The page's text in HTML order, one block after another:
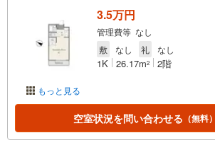
もっと見る
3.5万円
管理費等 なし
敷
なし 礼 なし
1K 26.17m2 2階
空室状況を問い合わせる （無料）